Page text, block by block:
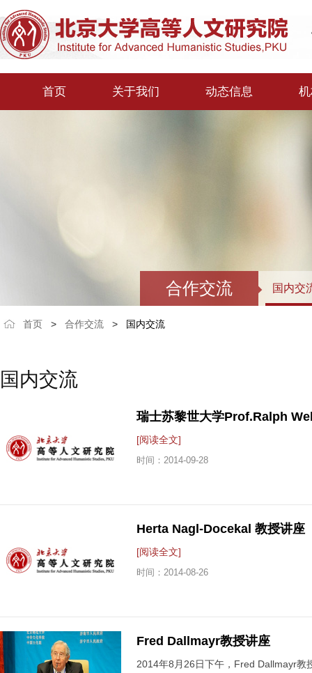
首页 关于我们 动态信息
合作交流 国内交
首页 > 合作交流 > 国内交流
国内交流
瑞士苏黎世大学Prof.Ralph
[阅读全文]
时间： 2014-09-28
Herta Nagl-Docekal 教授讲座
[阅读全文]
时间： 2014-08-26
Fred Dallmayr教授讲座
2014年8月26日下午，Fred Dallmayr教